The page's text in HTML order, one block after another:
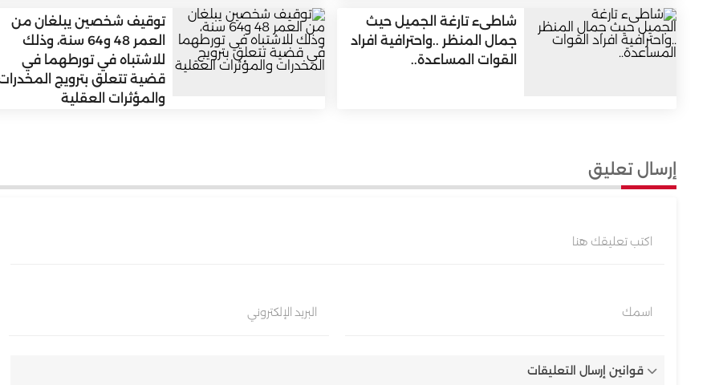
شاطىء تارغة الجميل حيث
جمال المنظر ..واحترافية افراد
القوات المساعدة..
توقيف شخصين يبلغان من
العمر 48 و64 سنة، وذلك
للاشتباه في تورطهما في
قضية تتعلق بترويج
والمؤثرات العقلية
إرسال تعليق
اكتب تعليقك هنا
اسمك البريد الإلكتروني
قوانين إرسال التعليقات